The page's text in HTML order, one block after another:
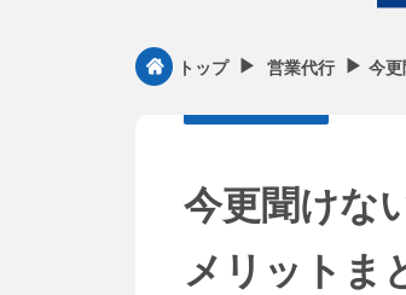
トップ ▶︎ 営業代行 ▶︎ 今更
今更聞けな
メリットま